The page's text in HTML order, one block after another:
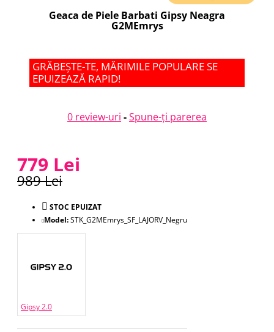
Geaca de Piele Barbati Gipsy Neagra
G2MEmrys
GRĂBEȘTE-TE, MĂRIMILE POPULARE SE
EPUIZEAZĂ RAPID!
0 review-uri -Spune-ţi parerea
779 Lei
989 Lei
STOC EPUIZAT
Model:STK_G2MEmrys_SF_LAJORV_Negru
Gipsy 2.0